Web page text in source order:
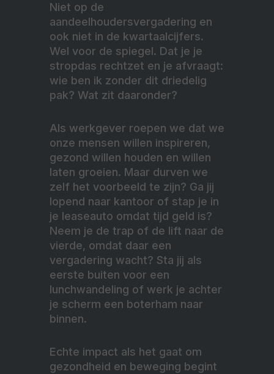
Niet op de
aandeelhoudersvergadering en
ook niet in de kwartaalcijfers.
Wel voor de spiegel. Dat je je
stropdas rechtzet en je afvraagt:
wie ben ik zonder dit driedelig
pak? Wat zit daaronder?
Als werkgever roepen we dat we
onze mensen willen inspireren,
gezond willen houden en willen
laten groeien. Maar durven we
zelf het voorbeeld te zijn? Ga jij
lopend naar kantoor of stap je in
je leaseauto omdat tijd geld is?
Neem je de trap of de lift naar de
vierde, omdat daar een
vergadering wacht? Sta jij als
eerste buiten voor een
lunchwandeling of werk je achter
je scherm een boterham naar
binnen.
Echte impact als het gaat om
gezondheid en beweging begint